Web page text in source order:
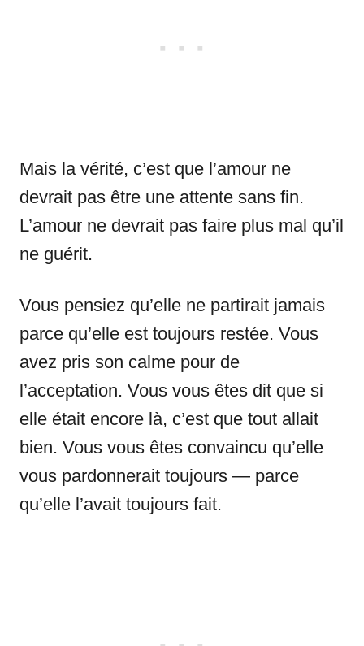
Mais la vérité, c’est que l’amour ne
devrait pas être une attente sans fin.
L’amour ne devrait pas faire plus mal qu’il
ne guérit.
Vous pensiez qu’elle ne partirait jamais
parce qu’elle est toujours restée. Vous
avez pris son calme pour de
l’acceptation. Vous vous êtes dit que si
elle était encore là, c’est que tout allait
bien. Vous vous êtes convaincu qu’elle
vous pardonnerait toujours — parce
qu’elle l’avait toujours fait.